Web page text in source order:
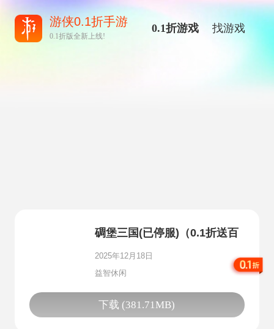
游侠0.1折手游
0.1折版全新上线!
0.1折游戏 找游戏
碉堡三国(已停服)（0.1折送百
抽塔防）
2025年12月18日
益智休闲
下载 (381.71MB)